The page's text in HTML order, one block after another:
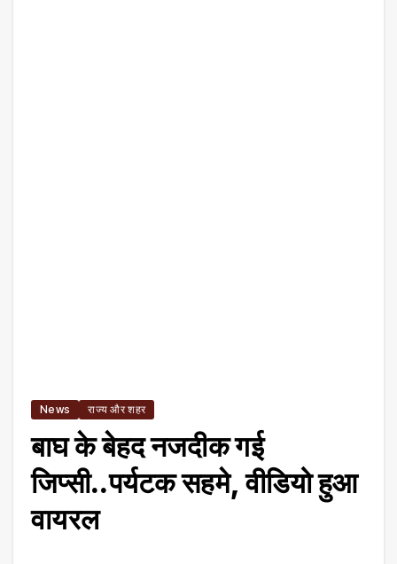
News राज्य और शहर
बाघ के बेहद नजदीक गई
जिप्सी..पर्यटक सहमे, वीडियो हुआ
वायरल